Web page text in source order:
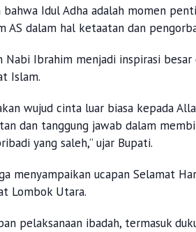
Idul Adha adalah momen
dalam hal ketaatan dan
Ibrahim menjadi inspirasi besar
Islam.
wujud cinta luar biasa kepada
dan tanggung jawab dalam
yang saleh,” ujar Bupati.
menyampaikan ucapan Selamat
Lombok Utara.
pelaksanaan ibadah, termasuk